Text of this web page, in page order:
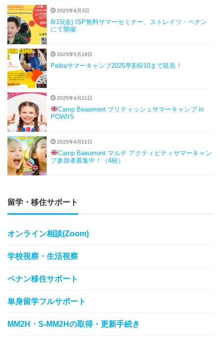
2025年8月3日
8/15(金) ISP無料サマーセミナー、ストレイツ・ペナン
にて開催
2025年5月19日
Pelitaサマーキャンプ2025早割6/10まで延長！
2025年4月21日
Camp Beaumont ブリティッシュサマーキャンプ in
POWIIS
2025年4月21日
Camp Baeumont マルチ アクティビティサマーキャン
プ参加者募集中！（4校）
留学・移住サポート
オンライン相談(Zoom)
学校視察・生活視察
ペナン移住サポート
単身留学フルサポート
MM2H・S-MM2Hの取得・更新手続き